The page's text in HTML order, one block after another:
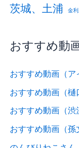
茨城、土浦 金
おすすめ動
おすすめ動画（ア
おすすめ動画（樋
おすすめ動画（渋
おすすめ動画（孫